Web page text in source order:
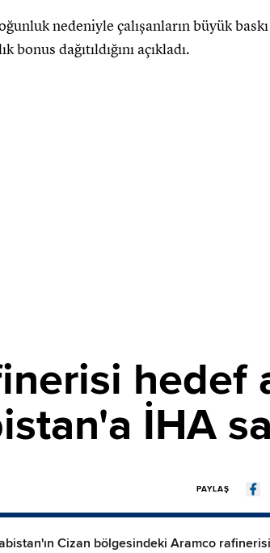
nedeniyle çalışanların büyük baskı
dağıtıldığını açıkladı.
hedef
İHA
PAYLAŞ
Cizan bölgesindeki Aramco